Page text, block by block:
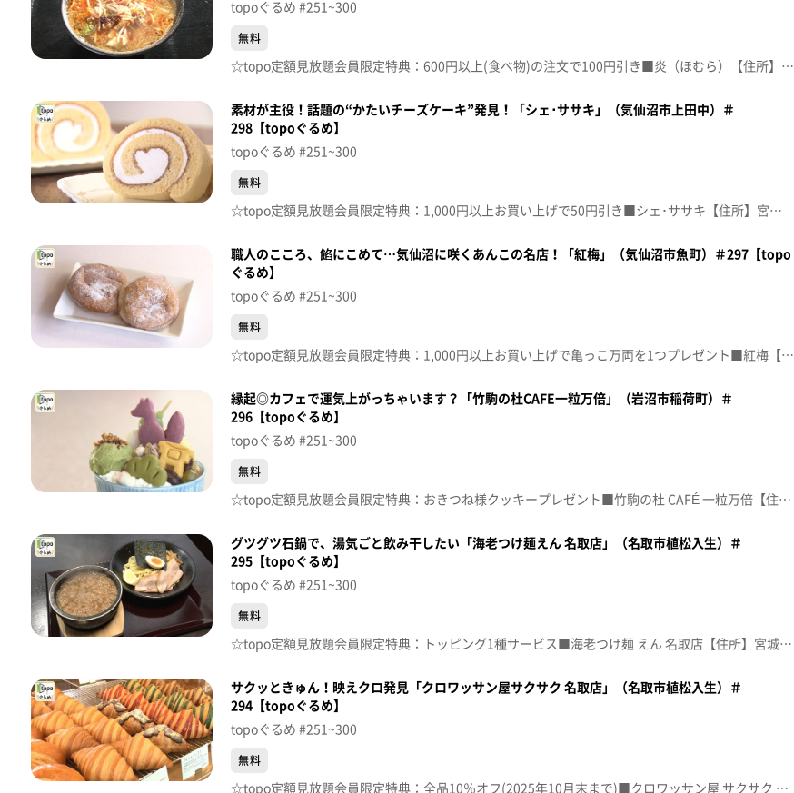
topoぐるめ #251~300
無料
☆topo定額見放題会員限定特典：600円以上(食べ物)の注文で100円引き■炎（ほむら）【住所】宮城県気仙沼市赤岩石兜58-2【電話番号】0226-22-1266【営業時間】昼11:00~15:00 夜17:30~20:00【定休日】木曜♪あなただけ見つめてる 大黒摩季※特典をご利用の際は、topoにログインをしてトップ画面をご注文の前にお店の方にお見せください。（トップ画面上部、ユーザ名と一緒に表示されている「定額見放題会員」を提示）※紹介した店舗情報は変更している場合があります。※紹介した商品は取り扱いが終了している場合があります。番組HP（https://www.khb-tv.co.jp/topogurume/）
素材が主役！話題の“かたいチーズケーキ”発見！「シェ･ササキ」（気仙沼市上田中）＃
298【topoぐるめ】
topoぐるめ #251~300
無料
☆topo定額見放題会員限定特典：1,000円以上お買い上げで50円引き■シェ･ササキ【住所】宮城県気仙沼市上田中1-7-11【電話番号】0226-22-1919【営業時間】9:30~18:00【定休日】月曜♪夏の扉 松田聖子※特典をご利用の際は、topoにログインをしてトップ画面をご注文の前にお店の方にお見せください。（トップ画面上部、ユーザ名と一緒に表示されている「定額見放題会員」を提示）※紹介した店舗情報は変更している場合があります。※紹介した商品は取り扱いが終了している場合があります。番組HP（https://www.khb-tv.co.jp/topogurume/）
職人のこころ、餡にこめて…気仙沼に咲くあんこの名店！「紅梅」（気仙沼市魚町）＃297【topo
ぐるめ】
topoぐるめ #251~300
無料
☆topo定額見放題会員限定特典：1,000円以上お買い上げで亀っこ万両を1つプレゼント■紅梅【住所】宮城県気仙沼市魚町2-1-13【電話番号】0226-22-0469【営業時間】9:00~18:00【定休日】日曜♪ＰＯＰ ＳＴＡＲ 平井堅※特典をご利用の際は、topoにログインをしてトップ画面をご注文の前にお店の方にお見せください。（トップ画面上部、ユーザ名と一緒に表示されている「定額見放題会員」を提示）※紹介した店舗情報は変更している場合があります。※紹介した商品は取り扱いが終了している場合があります。番組HP（https://www.khb-tv.co.jp/topogurume/）
縁起◎カフェで運気上がっちゃいます？「竹駒の杜CAFE一粒万倍」（岩沼市稲荷町）＃
296【topoぐるめ】
topoぐるめ #251~300
無料
☆topo定額見放題会員限定特典：おきつね様クッキープレゼント■竹駒の杜 CAFÉ 一粒万倍【住所】宮城県岩沼市稲荷町1-1 竹駒神社 境内【電話番号】022-323-0309【営業時間】10:00~17:00【定休日】なし♪ＧＯＯＤ ＮＥＷ ＴＩＭＥＳ Ｇｏｔｃｈ※特典をご利用の際は、topoにログインをしてトップ画面をご注文の前にお店の方にお見せください。（トップ画面上部、ユーザ名と一緒に表示されている「定額見放題会員」を提示）※紹介した店舗情報は変更している場合があります。※紹介した商品は取り扱いが終了している場合があります。番組HP（https://www.khb-tv.co.jp/topogurume/）
グツグツ石鍋で、湯気ごと飲み干したい「海老つけ麺えん 名取店」（名取市植松入生）＃
295【topoぐるめ】
topoぐるめ #251~300
無料
☆topo定額見放題会員限定特典：トッピング1種サービス■海老つけ麺 えん 名取店【住所】宮城県名取市植松入生218-1【電話番号】022-796-8323【営業時間】10:30~18:00【定休日】なし♪８ＣＭのピンヒール チャットモンチー※特典をご利用の際は、topoにログインをしてトップ画面をご注文の前にお店の方にお見せください。（トップ画面上部、ユーザ名と一緒に表示されている「定額見放題会員」を提示）※紹介した店舗情報は変更している場合があります。※紹介した商品は取り扱いが終了している場合があります。番組HP（https://www.khb-tv.co.jp/topogurume/）
サクッときゅん！映えクロ発見「クロワッサン屋サクサク 名取店」（名取市植松入生）＃
294【topoぐるめ】
topoぐるめ #251~300
無料
☆topo定額見放題会員限定特典：全品10％オフ(2025年10月末まで)■クロワッサン屋 サクサク 名取店【住所】宮城県名取市植松入生218-1 【電話番号】022-393-9671【営業時間】10:00~17:30【定休日】なし♪「かわいい」 藤原さくら※特典をご利用の際は、topoにログインをしてトップ画面をご注文の前にお店の方にお見せください。（トップ画面上部、ユーザ名と一緒に表示されている「定額見放題会員」を提示）※紹介した店舗情報は変更している場合があります。※紹介した商品は取り扱いが終了している場合があります。番組HP（https://www.khb-tv.co.jp/topogurume/）